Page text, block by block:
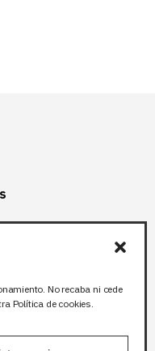
No recaba ni cede
Política de cookies.